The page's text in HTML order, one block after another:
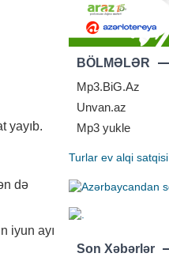
yayıb.
də
iyun ayı
BÖLMƏLƏR
Mp3.BiG.Az
Unvan.az
Mp3 yukle
Turlar ev alqi satqisi
Son Xəbərlər